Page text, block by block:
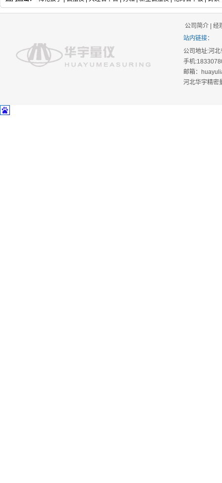
公司简介
经
站内链接：
公司地址:河
手机
邮箱：
河北华宇精密